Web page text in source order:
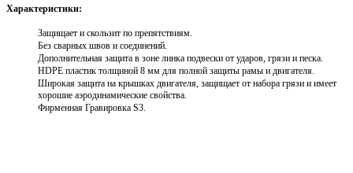
Характеристики:
Защищает и скользит по препятствиям.
Без сварных швов и соединений.
Дополнительная защита в зоне линка подвески от ударов, грязи и песка.
HDPE пластик толщиной 8 мм для полной защиты рамы и двигателя.
Широкая защита на крышках двигателя, защищает от набора грязи и имеет
хорошие аэродинамические свойства.
Фирменная Гравировка S3.